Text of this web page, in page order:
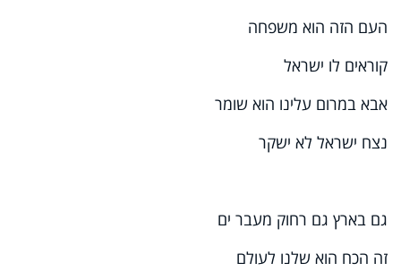
העם הזה הוא משפחה
קוראים לו ישראל
אבא במרום עלינו הוא שומר
נצח ישראל לא ישקר
גם בארץ גם רחוק מעבר ים
זה הכח הוא שלנו לעולם